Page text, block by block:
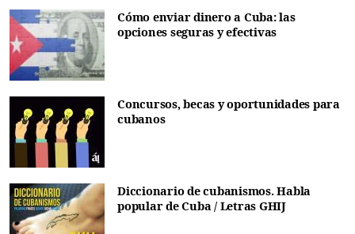
Cómo enviar dinero a Cuba: las
opciones seguras y efectivas
Concursos, becas y oportunidades para
cubanos
Diccionario de cubanismos. Habla
popular de Cuba / Letras GHIJ